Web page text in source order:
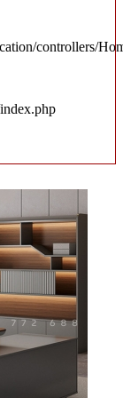
controllers/